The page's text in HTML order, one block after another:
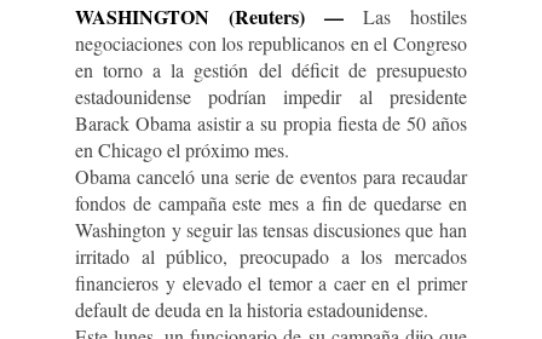
WASHINGTON (Reuters) — Las hostiles
negociaciones con los republicanos en el Congreso
en torno a la gestión del déficit de presupuesto
estadounidense podrían impedir al presidente
Barack Obama asistir a su propia fiesta de 50 años
en Chicago el próximo mes.
Obama canceló una serie de eventos para recaudar
fondos de campaña este mes a fin de quedarse en
Washington y seguir las tensas discusiones que han
irritado al público, preocupado a los mercados
financieros y elevado el temor a caer en el primer
default de deuda en la historia estadounidense.